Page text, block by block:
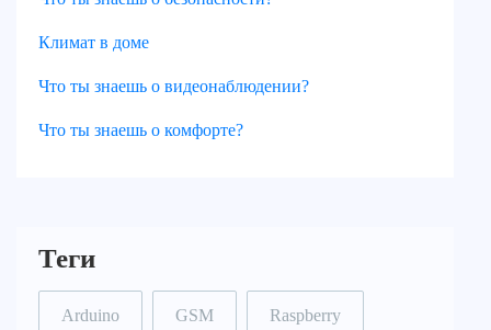
Климат в доме
Что ты знаешь о видеонаблюдении?
Что ты знаешь о комфорте?
Теги
Arduino GSM Raspberry